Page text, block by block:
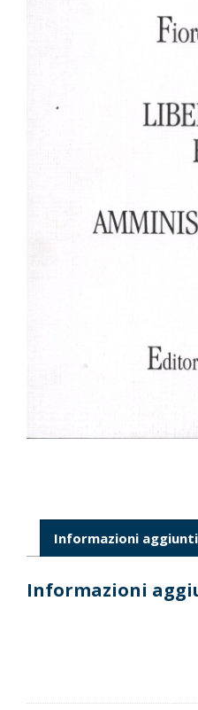
Informazioni
Informazioni